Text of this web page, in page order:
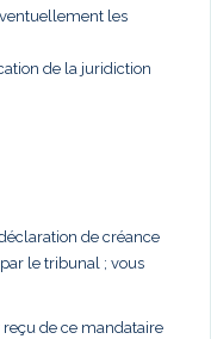
les
de la juridiction
de créance
le tribunal ; vous
de ce mandataire